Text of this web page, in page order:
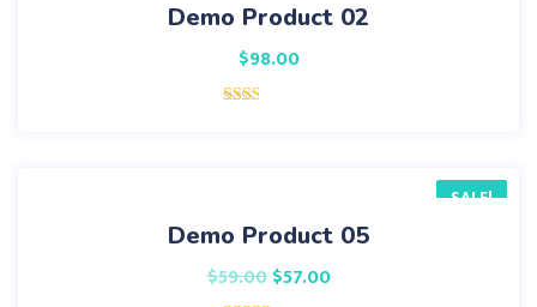
Demo Product 02
$98.00
SALE!
Demo Product 05
$59.00 $57.00